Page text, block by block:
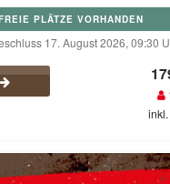
PLÄTZE VORHANDEN
17. August 2026, 09:30